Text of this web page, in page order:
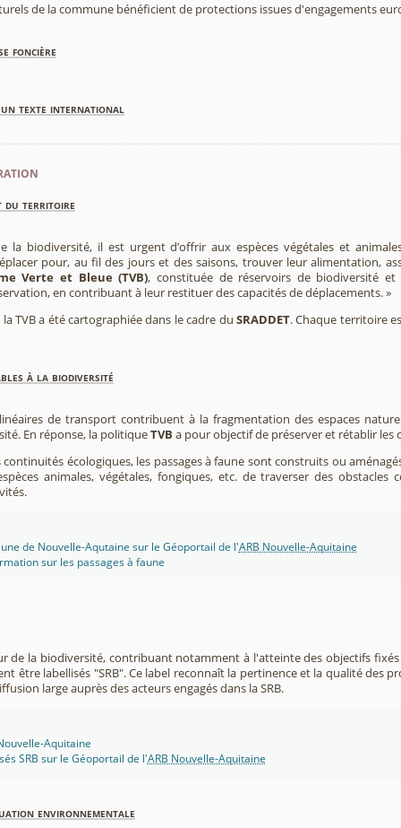
de la commune bénéficient de protections issues d'engagements
foncière
texte international
du territoire
la biodiversité, il est urgent d’offrir aux espèces végétales et
pour, au fil des jours et des saisons, trouver leur alimentation,
Verte et Bleue (TVB), constituée de réservoirs de biodiversité
en contribuant à leur restituer des capacités de déplacements. »
TVB a été cartographiée dans le cadre du SRADDET. Chaque territoire
à la biodiversité
de transport contribuent à la fragmentation des espaces
En réponse, la politiqueTVB a pour objectif de préserver et rétablir les
écologiques, les passages à faune sont construits ou
animales, végétales, fongiques, etc. de traverser des
de Nouvelle-Aqutaine sur le Géoportail de l'ARB Nouvelle-Aquitaine
sur les passages à faune
de la biodiversité, contribuant notamment à l'atteinte des objectifs fixés
être labellisés "SRB". Ce label reconnaît la pertinence et la qualité des
large auprès des acteurs engagés dans la SRB.
Aquitaine
SRB sur le Géoportail de l'ARB Nouvelle-Aquitaine
environnementale